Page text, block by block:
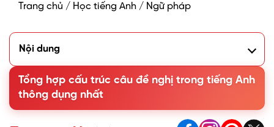
Trang chủ / Học tiếng Anh / Ngữ pháp
Nội dung
2. Cấu trúc câu đề nghị trong Tiếng Anh
3. Cách đáp lại câu đề nghị
4. Bài tập câu đề nghị trong tiếng anh
Tổng hợp cấu trúc câu đề nghị trong tiếng Anh
thông dụng nhất